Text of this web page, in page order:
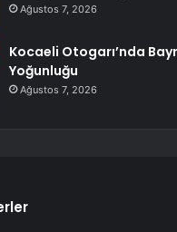
Ağustos 7, 2026
Kocaeli Otogarı’nda
Yoğunluğu
Ağustos 7, 2026